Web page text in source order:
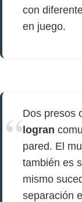
con
en juego.
Dos presos
logran
pared. El
también es
mismo
separación